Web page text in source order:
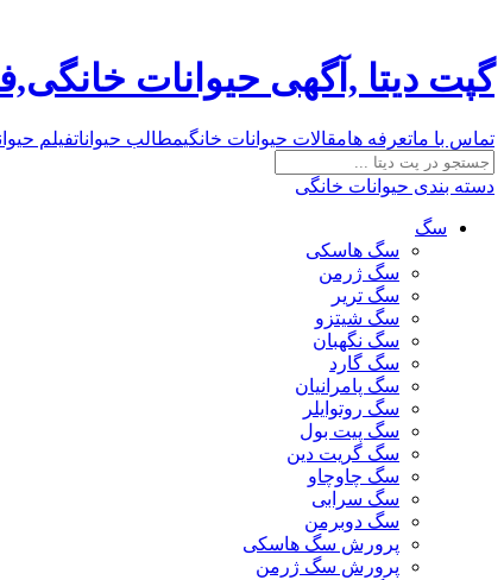
گپت دیتا ,آگهی حیوانات
تماس با ماتعرفه هامقالات حیوانات خانگیمطالب حیواناتفیلم
دسته بندی حیوانات خانگی
سگ
سگ هاسکی
سگ ژرمن
سگ تریر
سگ شیتزو
سگ نگهبان
سگ گارد
سگ پامرانیان
سگ روتوایلر
سگ پیت بول
سگ گریت دین
سگ چاوچاو
سگ سرابی
سگ دوبرمن
پرورش سگ هاسکی
پرورش سگ ژرمن